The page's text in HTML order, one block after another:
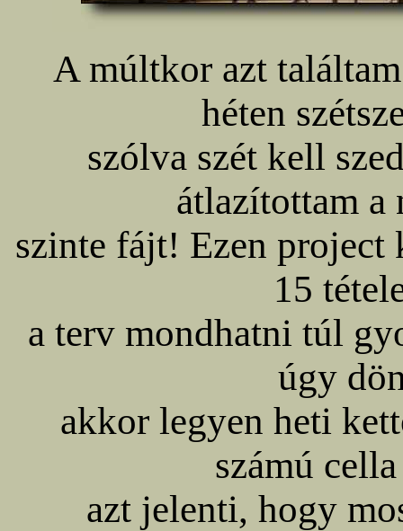
A múltkor azt
héten
szólva szét kell
átlazítottam a
szinte fájt! Ezen project
15
a terv mondhatni túl
úgy
akkor legyen heti
számú
azt jelenti, hogy